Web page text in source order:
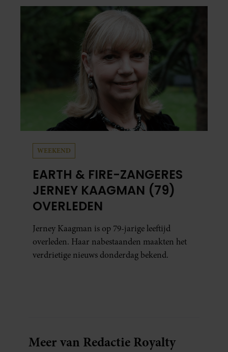
vaker schaamt zodra ze samen onder de
WEEKEND
EARTH & FIRE-ZANGERES
JERNEY KAAGMAN (79)
OVERLEDEN
Jerney Kaagman is op 79-jarige leeftijd
overleden. Haar nabestaanden maakten het
verdrietige nieuws donderdag bekend.
Meer van Redactie Royalty